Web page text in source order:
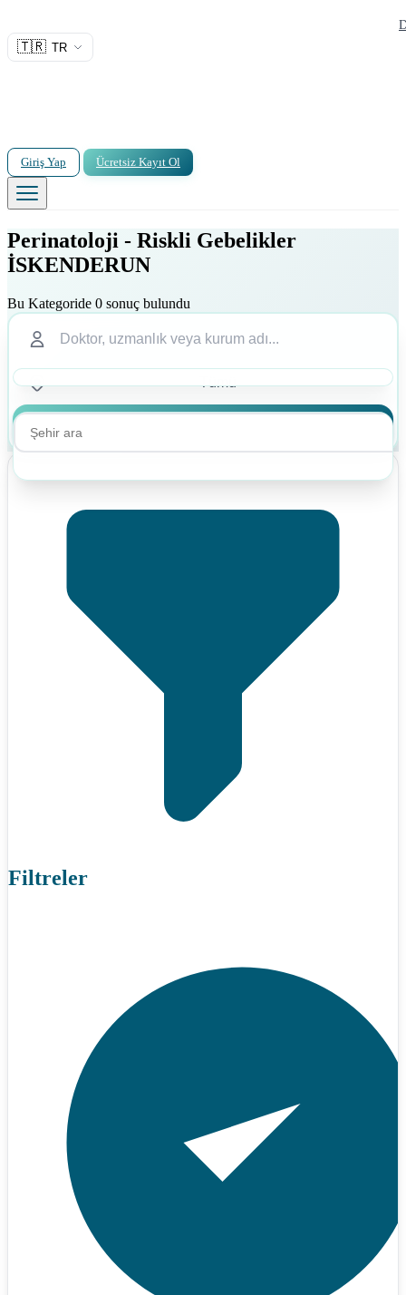
🇹🇷 TR
Giriş Yap Ücretsiz Kayıt Ol
Perinatoloji - Riskli Gebelikler
İSKENDERUN
Bu Kategoride 0 sonuç bulundu
Filtreler